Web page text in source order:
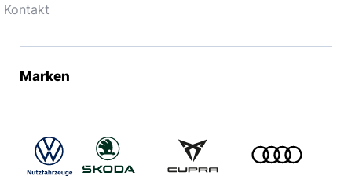
Kontakt
Marken